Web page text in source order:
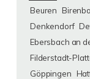
Beuren
Denkendorf
Ebersbach an
Filderstadt-
Göppingen